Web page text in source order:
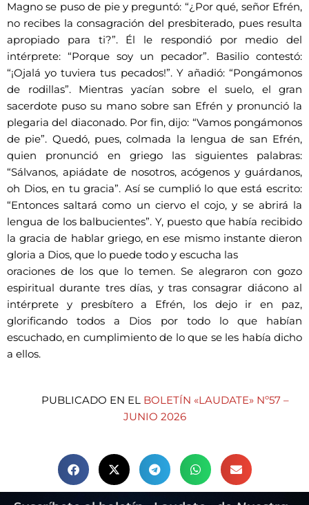
Magno se puso de pie y preguntó: “¿Por qué, señor Efrén,
no recibes la consagración del presbiterado, pues resulta
apropiado para ti?”. Él le respondió por medio del
intérprete: “Porque soy un pecador”. Basilio contestó:
“¡Ojalá yo tuviera tus pecados!”. Y añadió: “Pongámonos
de rodillas”. Mientras yacían sobre el suelo, el gran
sacerdote puso su mano sobre san Efrén y pronunció la
plegaria del diaconado. Por fin, dijo: “Vamos pongámonos
de pie”. Quedó, pues, colmada la lengua de san Efrén,
quien pronunció en griego las siguientes palabras:
“Sálvanos, apiádate de nosotros, acógenos y guárdanos,
oh Dios, en tu gracia”. Así se cumplió lo que está escrito:
“Entonces saltará como un ciervo el cojo, y se abrirá la
lengua de los balbucientes”. Y, puesto que había recibido
la gracia de hablar griego, en ese mismo instante dieron
gloria a Dios, que lo puede todo y escucha las
oraciones de los que lo temen. Se alegraron con gozo
espiritual durante tres días, y tras consagrar diácono al
intérprete y presbítero a Efrén, los dejo ir en paz,
glorificando todos a Dios por todo lo que habían
escuchado, en cumplimiento de lo que se les había dicho
a ellos.
PUBLICADO EN EL BOLETÍN «LAUDATE» Nº57 –
JUNIO 2026